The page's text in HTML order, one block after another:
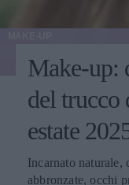
Make-up:
del trucco
estate
Incarnato naturale,
abbronzate, occhi